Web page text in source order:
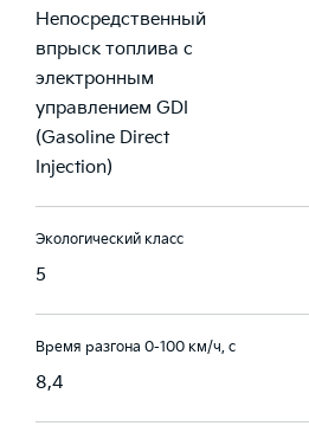
Непосредственный
впрыск топлива с
электронным
управлением GDI
(Gasoline Direct
Injection)
Экологический класс
5
Время разгона 0-100 км/ч, с
8,4